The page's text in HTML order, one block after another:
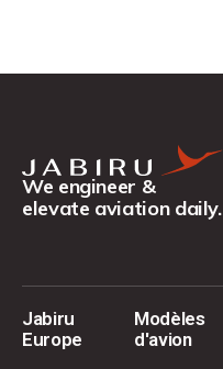
We engineer &
elevate aviation daily.
Jabiru
Europe
Modèles
d'avion